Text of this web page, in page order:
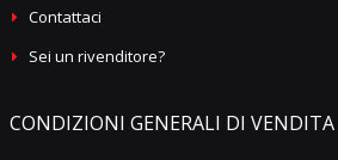
Contattaci
Sei un rivenditore?
CONDIZIONI GENERALI DI VENDITA